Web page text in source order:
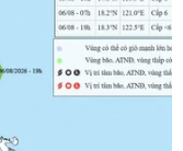
Email:
Fax: (024)